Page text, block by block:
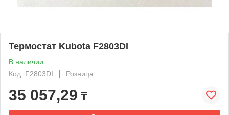
Термостат Kubota F2803DI
В наличии
Код: F2803DI
Розница
35 057,29 ₸